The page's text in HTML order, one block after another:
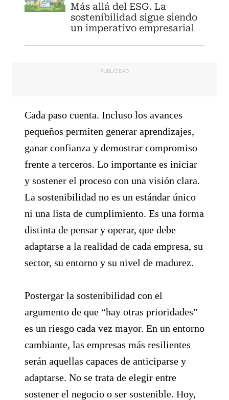
Más allá del ESG. La
sostenibilidad sigue siendo
un imperativo empresarial
PUBLICIDAD
Cada paso cuenta. Incluso los avances
pequeños permiten generar aprendizajes,
ganar confianza y demostrar compromiso
frente a terceros. Lo importante es iniciar
y sostener el proceso con una visión clara.
La sostenibilidad no es un estándar único
ni una lista de cumplimiento. Es una forma
distinta de pensar y operar, que debe
adaptarse a la realidad de cada empresa, su
sector, su entorno y su nivel de madurez.
Postergar la sostenibilidad con el
argumento de que “hay otras prioridades”
es un riesgo cada vez mayor. En un entorno
cambiante, las empresas más resilientes
serán aquellas capaces de anticiparse y
adaptarse. No se trata de elegir entre
sostener el negocio o ser sostenible. Hoy,